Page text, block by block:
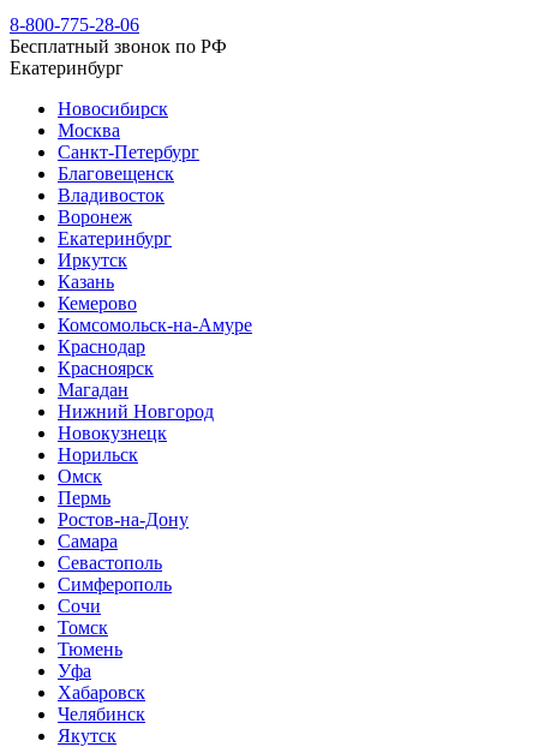
8-800-775-28-06
Бесплатный звонок по РФ
Екатеринбург
Новосибирск
Москва
Санкт-Петербург
Благовещенск
Владивосток
Воронеж
Екатеринбург
Иркутск
Казань
Кемерово
Комсомольск-на-Амуре
Краснодар
Красноярск
Магадан
Нижний Новгород
Новокузнецк
Норильск
Омск
Пермь
Ростов-на-Дону
Самара
Севастополь
Симферополь
Сочи
Томск
Тюмень
Уфа
Хабаровск
Челябинск
Якутск